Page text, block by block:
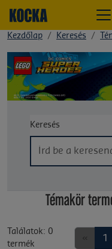
Kezdőlap Keresés
Keresés
Témakör
Találatok: 0
termék
1